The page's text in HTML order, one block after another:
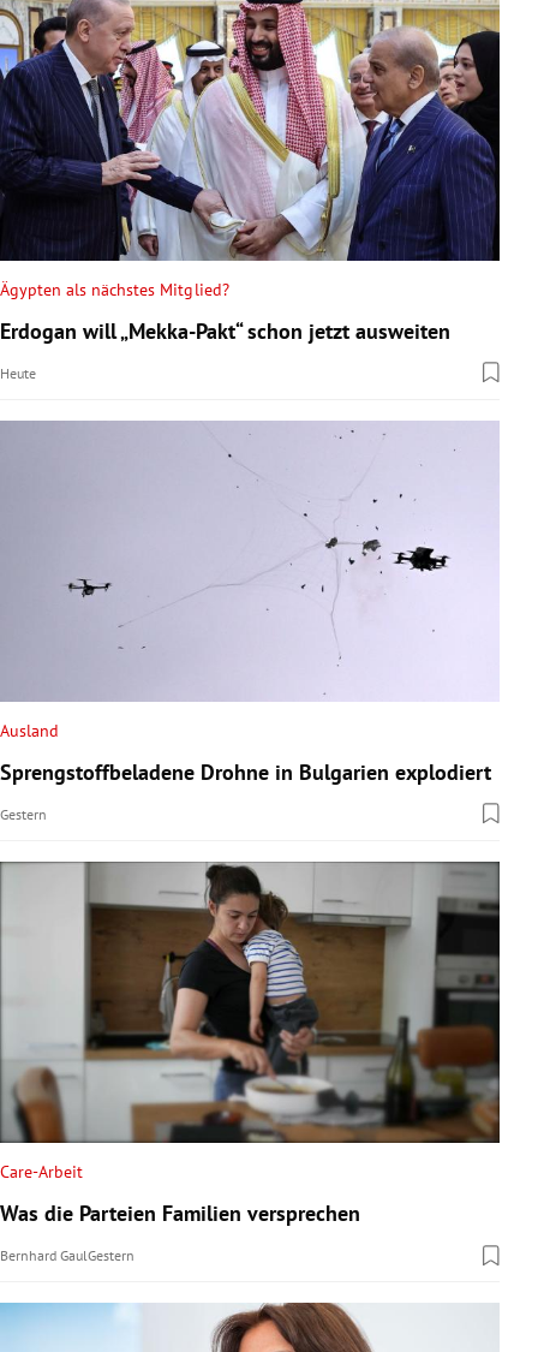
Ägypten als nächstes Mitglied?
Erdogan will „Mekka-Pakt“ schon jetzt ausweiten
Heute
Ausland
Sprengstoffbeladene Drohne in Bulgarien explodiert
Gestern
Care-Arbeit
Was die Parteien Familien versprechen
Bernhard GaulGestern